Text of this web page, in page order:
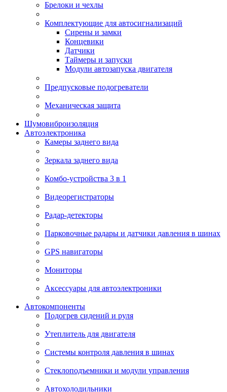
Брелоки и чехлы
Комплектующие для автосигнализаций
Сирены и замки
Концевики
Датчики
Таймеры и запуски
Модули автозапуска двигателя
Предпусковые подогреватели
Механическая защита
Шумовиброизоляция
Автоэлектроника
Камеры заднего вида
Зеркала заднего вида
Комбо-устройства 3 в 1
Видеорегистраторы
Радар-детекторы
Парковочные радары и датчики давления в шинах
GPS навигаторы
Мониторы
Аксессуары для автоэлектроники
Автокомпоненты
Подогрев сидений и руля
Утеплитель для двигателя
Системы контроля давления в шинах
Стеклоподъемники и модули управления
Автохолодильники